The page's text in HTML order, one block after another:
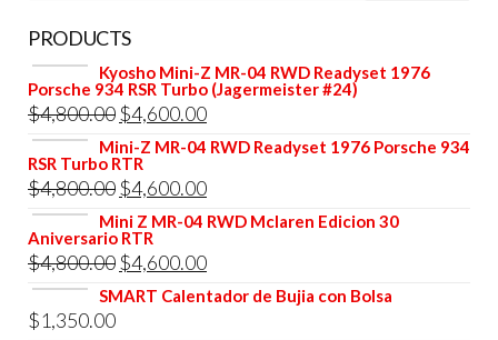
PRODUCTS
Kyosho Mini-Z MR-04 RWD Readyset 1976
Porsche 934 RSR Turbo (Jagermeister #24)
$4,800.00 El
precio
original
era:
$4,800.00.
$4,600.00El
precio
es:
$4,600.00.
Mini-Z MR-04 RWD Readyset 1976 Porsche 934
RSR Turbo RTR
$4,800.00 El
precio
original
era:
$4,800.00.
$4,600.00El
precio
es:
$4,600.00.
Mini Z MR-04 RWD Mclaren Edicion 30
Aniversario RTR
$4,800.00 El
precio
$4,600.00El
precio
SMART Calentador de Bujia con Bolsa
$1,350.00